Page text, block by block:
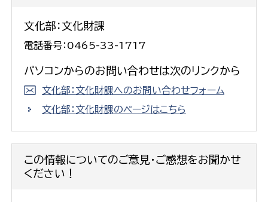
文化部：文化財課
電話番号：0465-33-1717
パソコンからのお問い合わせは次のリンクから
文化部：文化財課へのお問い合わせフォーム
文化部：文化財課のページはこちら
この情報についてのご意見・ご感想をお聞かせ
ください！